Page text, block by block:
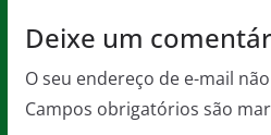
Deixe um
O seu endereço de e-mail
Campos obrigatórios são